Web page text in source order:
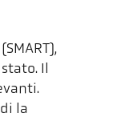
Il
la